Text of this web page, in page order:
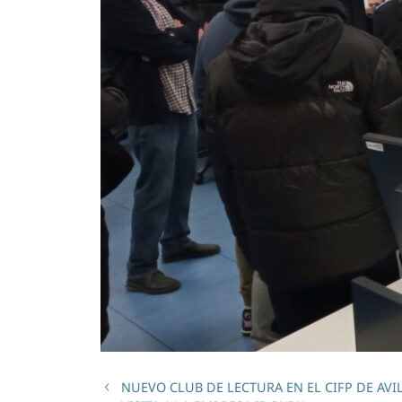
NUEVO CLUB DE LECTURA EN EL CIFP DE